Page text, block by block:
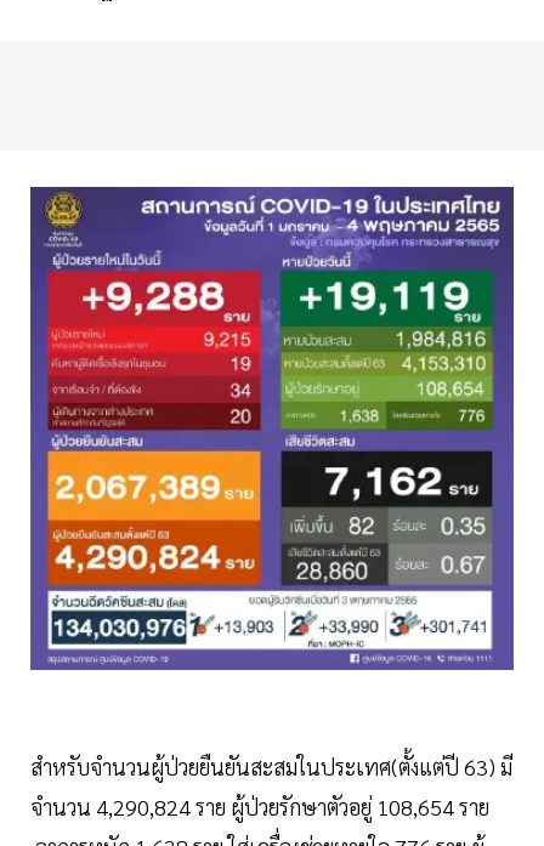
สำหรับจำนวนผู้ป่วยยืนยันสะสมในประเทศ(ตั้งแต่ปี 63) มี
จำนวน 4,290,824 ราย ผู้ป่วยรักษาตัวอยู่ 108,654 ราย